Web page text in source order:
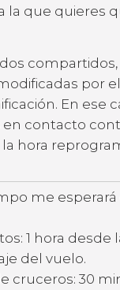
la que quieres
compartidos,
por
En ese
contacto
hora
me esperará
1 hora desde
del vuelo.
cruceros: 30